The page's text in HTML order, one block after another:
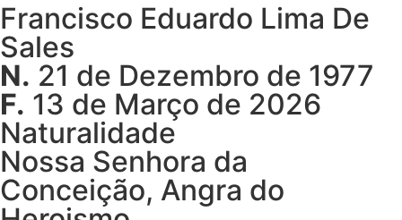
Francisco Eduardo Lima De
Sales
N. 21 de Dezembro de 1977
F. 13 de Março de 2026
Naturalidade
Nossa Senhora da
Conceição, Angra do